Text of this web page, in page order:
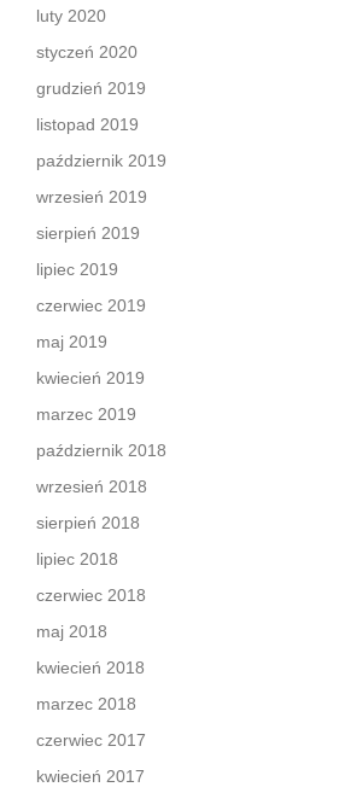
luty 2020
styczeń 2020
grudzień 2019
listopad 2019
październik 2019
wrzesień 2019
sierpień 2019
lipiec 2019
czerwiec 2019
maj 2019
kwiecień 2019
marzec 2019
październik 2018
wrzesień 2018
sierpień 2018
lipiec 2018
czerwiec 2018
maj 2018
kwiecień 2018
marzec 2018
czerwiec 2017
kwiecień 2017